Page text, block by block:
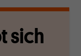
sich